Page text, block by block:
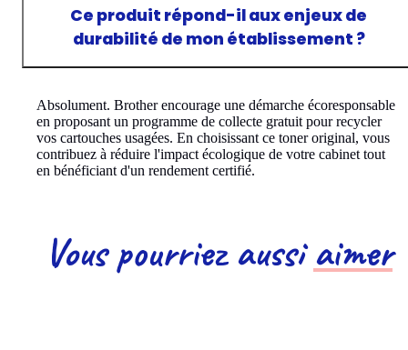
Ce produit répond-il aux enjeux de
durabilité de mon établissement ?
Absolument. Brother encourage une démarche écoresponsable
en proposant un programme de collecte gratuit pour recycler
vos cartouches usagées. En choisissant ce toner original, vous
contribuez à réduire l'impact écologique de votre cabinet tout
en bénéficiant d'un rendement certifié.
Vous pourriez aussiaimer